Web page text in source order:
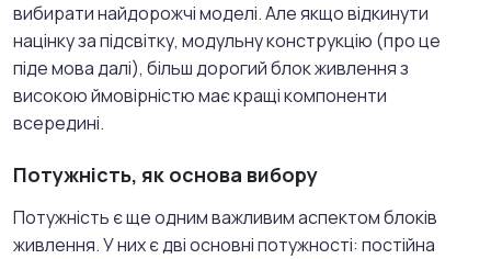
вибирати найдорожчі моделі. Але якщо відкинути
націнку за підсвітку, модульну конструкцію (про це
піде мова далі), більш дорогий блок живлення з
високою ймовірністю має кращі компоненти
всередині.
Потужність, як основа вибору
Потужність є ще одним важливим аспектом блоків
живлення. У них є дві основні потужності: постійна